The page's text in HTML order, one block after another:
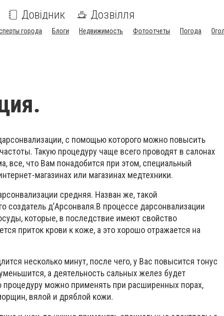
Довідник Дозвілля
города Блоги Недвижимость Фотоотчеты Погода
с помощью которого можно повысить
Такую процедуру чаще всего проводят в салонах
все, что Вам понадобится при этом, специальный
магазинах или магазинах медтехники.
средняя. Назван же, такой
создатель д’Арсонваля.В процессе дарсонвализации
которые, в последствие имеют свойство
приток крови к коже, а это хорошо отражается на
несколько минут, после чего, у Вас повысится тонус
а деятельность сальных желез будет
процедуру можно применять при расширенных порах,
вялой и дряблой кожи.